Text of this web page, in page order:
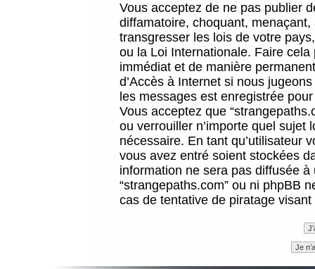
Vous acceptez de ne pas publier
diffamatoire, choquant,
transgresser les lois de votre
ou la Loi Internationale. Faire
immédiat et de manière
d’Accès à Internet si nous
les messages est enregistrée
Vous acceptez que
ou verrouiller n’importe quel sujet
nécessaire. En tant qu’utilisateur
vous avez entré soient stockées
information ne sera pas diffusée
“strangepaths.com” ou ni phpBB
cas de tentative de piratage